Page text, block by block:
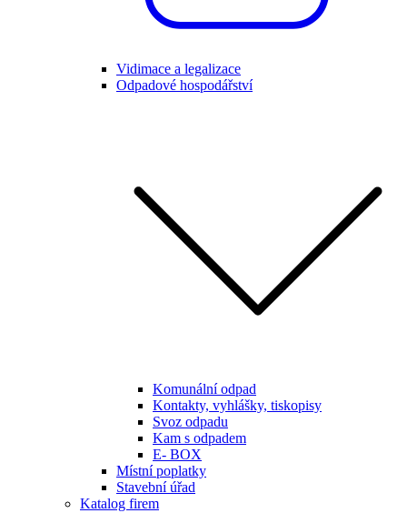
Vidimace a legalizace
Odpadové hospodářství
Komunální odpad
Kontakty, vyhlášky, tiskopisy
Svoz odpadu
Kam s odpadem
E- BOX
Místní poplatky
Stavební úřad
Katalog firem